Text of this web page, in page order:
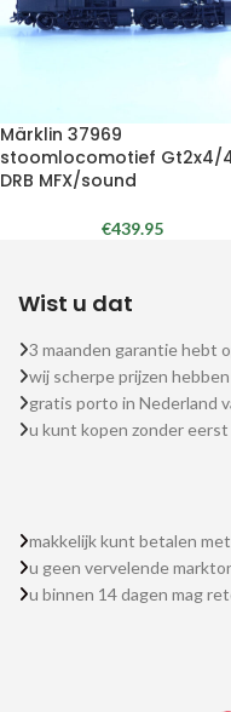
Märklin 37969
stoomlocomotief Gt2x4/
DRB MFX/sound
€439.95
Wist u dat
3 maanden garantie hebt
wij scherpe prijzen
gratis porto in Nederland
u kunt kopen zonder
makkelijk kunt betalen
u geen vervelende
u binnen 14 dagen mag